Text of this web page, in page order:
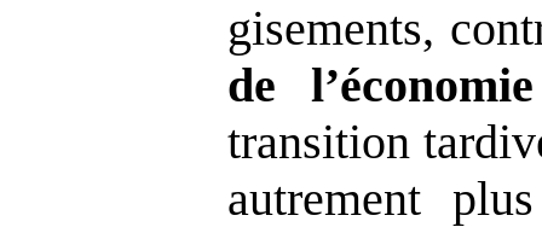
gisements,
de
transition
autrement